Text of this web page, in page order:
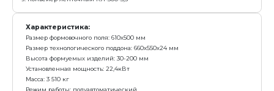
2 466 000 р.
Получить предложение в